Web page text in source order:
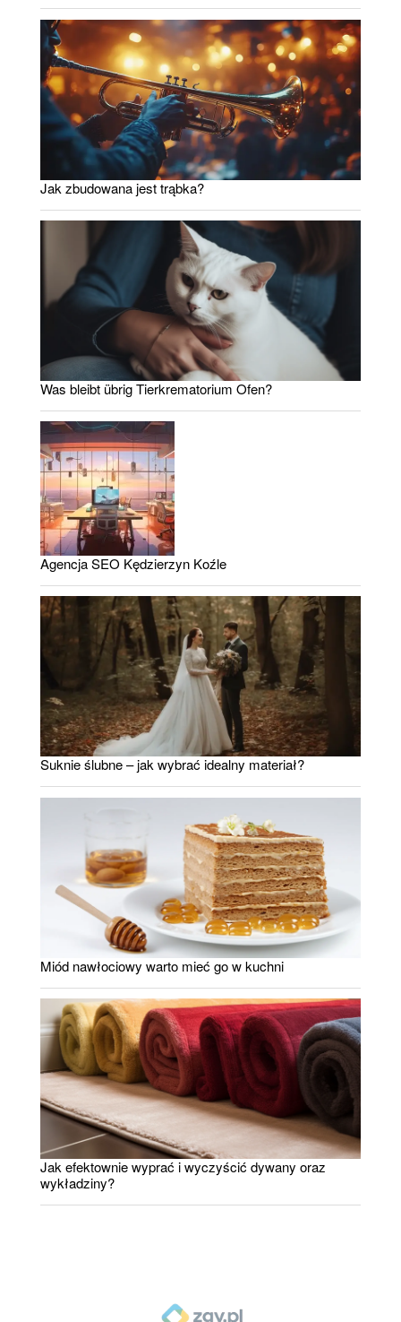
Jak zbudowana jest trąbka?
Was bleibt übrig Tierkrematorium Ofen?
Agencja SEO Kędzierzyn Koźle
Suknie ślubne – jak wybrać idealny materiał?
Miód nawłociowy warto mieć go w kuchni
Jak efektownie wyprać i wyczyścić dywany oraz
wykładziny?